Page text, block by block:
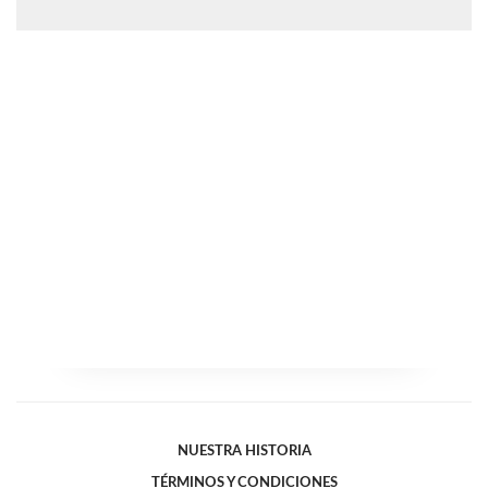
NUESTRA HISTORIA
TÉRMINOS Y CONDICIONES